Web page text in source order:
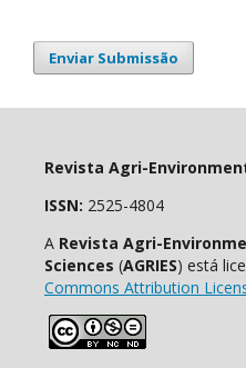
Enviar Submissão
Revista Agri-
ISSN: 2525-4804
A Revista Agri-
Sciences (AGRIES) está
Commons Attribution